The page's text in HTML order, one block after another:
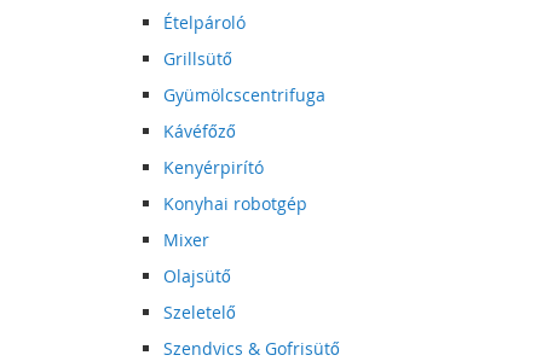
Ételpároló
Grillsütő
Gyümölcscentrifuga
Kávéfőző
Kenyérpirító
Konyhai robotgép
Mixer
Olajsütő
Szeletelő
Szendvics & Gofrisütő